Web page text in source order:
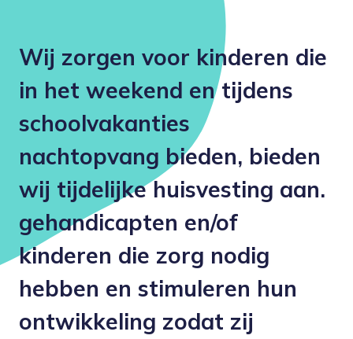
Wij zorgen voor kinderen die
in het weekend en tijdens
schoolvakanties
nachtopvang bieden, bieden
wij tijdelijke huisvesting aan.
gehandicapten en/of
kinderen die zorg nodig
hebben en stimuleren hun
ontwikkeling zodat zij